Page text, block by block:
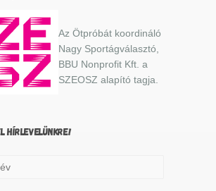
Az Ötpróbát koordináló
Nagy Sportágválasztó,
BBU Nonprofit Kft. a
SZEOSZ alapító tagja.
HÍRLEVELÜNKRE!